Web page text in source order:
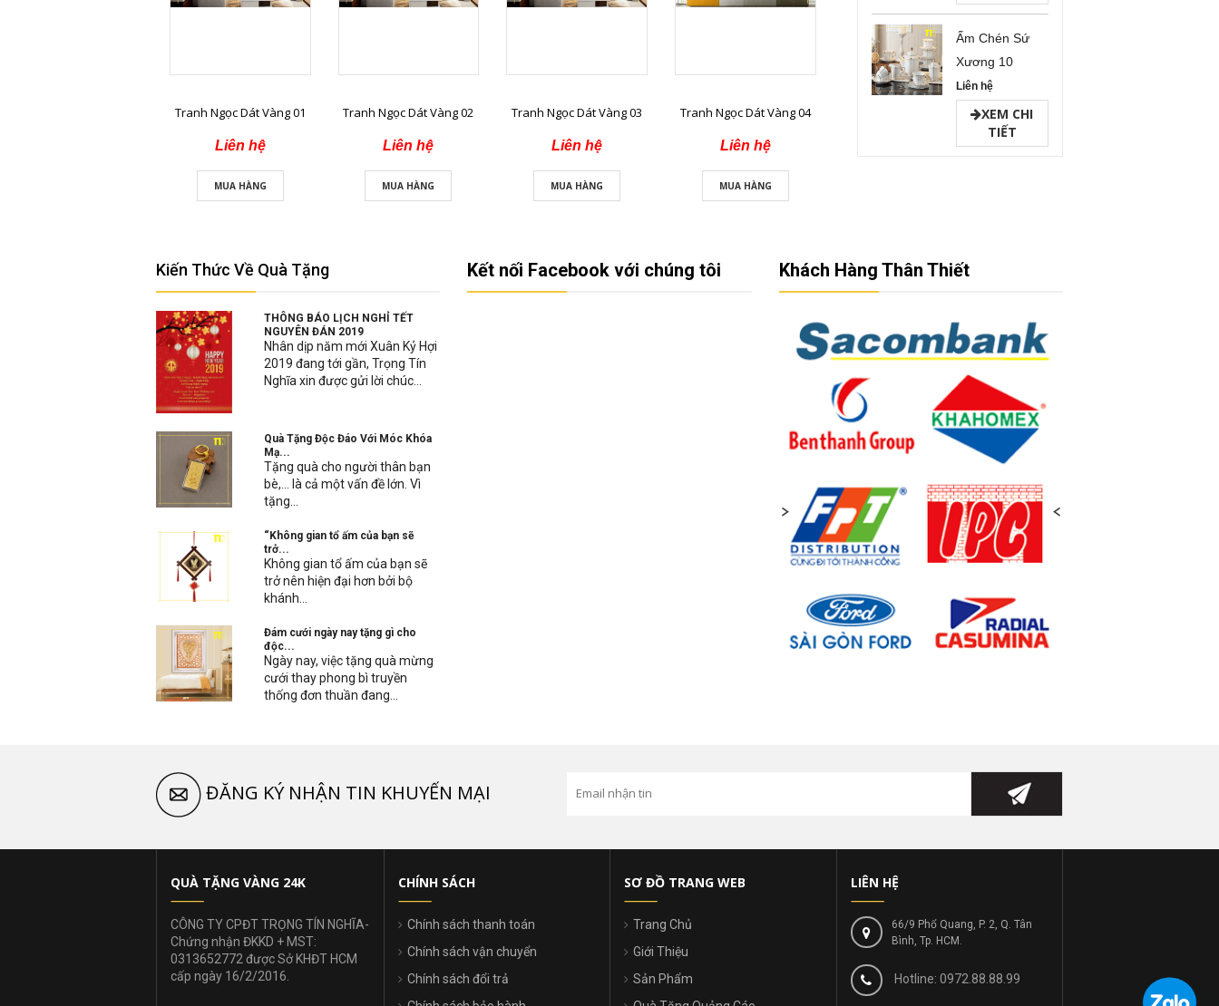
Tranh Ngọc Dát Vàng 01
Liên hệ
MUA HÀNG
Tranh Ngọc Dát Vàng 02
Liên hệ
MUA HÀNG
Tranh Ngọc Dát Vàng 03
Liên hệ
MUA HÀNG
Tranh Ngọc Dát Vàng 04
Liên hệ
MUA HÀNG
Ấm Chén Sứ
Xương 10
Liên hệ
XEM CHI
TIẾT
Kiến Thức Về Quà Tặng
THÔNG BÁO LỊCH NGHỈ TẾT
NGUYÊN ĐÁN 2019
Nhân dịp năm mới Xuân Kỷ Hợi
2019 đang tới gần, Trọng Tín
Nghĩa xin được gửi lời chúc...
Quà Tặng Độc Đáo Với Móc Khóa
Mạ...
Tặng quà cho người thân bạn
bè,… là cả một vấn đề lớn. Vì
tặng...
“Không gian tổ ấm của bạn sẽ
trở...
Không gian tổ ấm của bạn sẽ
trở nên hiện đại hơn bởi bộ
khánh...
Đám cưới ngày nay tặng gì cho
độc...
Ngày nay, việc tặng quà mừng
cưới thay phong bì truyền
thống đơn thuần đang...
Kết nối Facebook với chúng tôi Khách Hàng Thân Thiết
ĐĂNG KÝ NHẬN TIN KHUYẾN MẠI
QUÀ TẶNG VÀNG 24K
CÔNG TY CPĐT TRỌNG TÍN NGHĨA-
Chứng nhận ĐKKD + MST:
0313652772 được Sở KHĐT HCM
cấp ngày 16/2/2016.
CHÍNH SÁCH
Chính sách thanh toán
Chính sách vận chuyển
Chính sách đổi trả
SƠ ĐỒ TRANG WEB
Trang Chủ
Giới Thiệu
Sản Phẩm
LIÊN HỆ
66/9 Phổ Quang, P. 2, Q. Tân
Bình, Tp. HCM.
Hotline: 0972.88.88.99